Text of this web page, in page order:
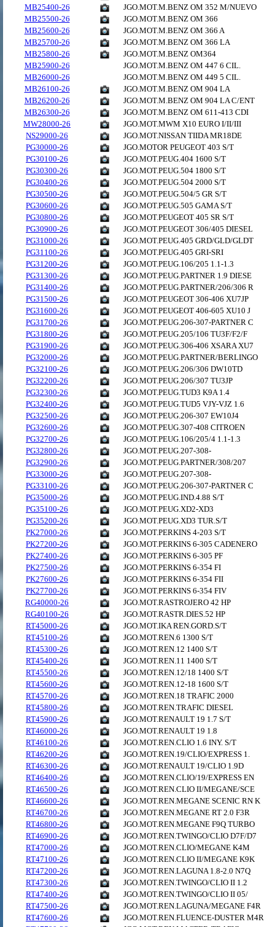
MB25400-26
JGO.MOT.M.BENZ OM 352 M/NUEVO
MB25500-26
JGO.MOT.M.BENZ OM 366
MB25600-26
JGO.MOT.M.BENZ OM 366 A
MB25700-26
JGO.MOT.M.BENZ OM 366 LA
MB25800-26
JGO.MOT.M.BENZ OM364
MB25900-26
JGO.MOT.M.BENZ OM 447 6 CIL.
MB26000-26
JGO.MOT.M.BENZ OM 449 5 CIL.
MB26100-26
JGO.MOT.M.BENZ OM 904 LA
MB26200-26
JGO.MOT.M.BENZ OM 904 LA C/ENT
MB26300-26
JGO.MOT.M.BENZ OM 611-413 CDI
MW28000-26
JGO.MOT.MWM X10 EURO I/II/III
NS29000-26
JGO.MOT.NISSAN TIIDA MR18DE
PG30000-26
JGO.MOTOR PEUGEOT 403 S/T
PG30100-26
JGO.MOT.PEUG.404 1600 S/T
PG30300-26
JGO.MOT.PEUG.504 1800 S/T
PG30400-26
JGO.MOT.PEUG.504 2000 S/T
PG30500-26
JGO.MOT.PEUG.504/5 GR S/T
PG30600-26
JGO.MOT.PEUG.505 GAMA S/T
PG30800-26
JGO.MOT.PEUGEOT 405 SR S/T
PG30900-26
JGO.MOT.PEUGEOT 306/405 DIESEL
PG31000-26
JGO.MOT.PEUG.405 GRD/GLD/GLDT
PG31100-26
JGO.MOT.PEUG.405 GRI-SRI
PG31200-26
JGO.MOT.PEUG.106/205 1.1-1.3
PG31300-26
JGO.MOT.PEUG.PARTNER 1.9 DIESE
PG31400-26
JGO.MOT.PEUG.PARTNER/206/306 R
PG31500-26
JGO.MOT.PEUGEOT 306-406 XU7JP
PG31600-26
JGO.MOT.PEUGEOT 406-605 XU10 J
PG31700-26
JGO.MOT.PEUG.206-307-PARTNER C
PG31800-26
JGO.MOT.PEUG.205/106 TU3F/F2/F
PG31900-26
JGO.MOT.PEUG.306-406 XSARA XU7
PG32000-26
JGO.MOT.PEUG.PARTNER/BERLINGO
PG32100-26
JGO.MOT.PEUG.206/306 DW10TD
PG32200-26
JGO.MOT.PEUG.206/307 TU3JP
PG32300-26
JGO.MOT.PEUG.TUD3 K9A 1.4
PG32400-26
JGO.MOT.PEUG.TUD5 VJY-VJZ 1.6
PG32500-26
JGO.MOT.PEUG.206-307 EW10J4
PG32600-26
JGO.MOT.PEUG.307-408 CITROEN
PG32700-26
JGO.MOT.PEUG.106/205/4 1.1-1.3
PG32800-26
JGO.MOT.PEUG.207-308-
PG32900-26
JGO.MOT.PEUG.PARTNER/308/207
PG33000-26
JGO.MOT.PEUG.207-308-
PG33100-26
JGO.MOT.PEUG.206-307-PARTNER C
PG35000-26
JGO.MOT.PEUG.IND.4.88 S/T
PG35100-26
JGO.MOT.PEUG.XD2-XD3
PG35200-26
JGO.MOT.PEUG.XD3 TUR.S/T
PK27000-26
JGO.MOT.PERKINS 4-203 S/T
PK27200-26
JGO.MOT.PERKINS 6-305 CADENERO
PK27400-26
JGO.MOT.PERKINS 6-305 PF
PK27500-26
JGO.MOT.PERKINS 6-354 FI
PK27600-26
JGO.MOT.PERKINS 6-354 FII
PK27700-26
JGO.MOT.PERKINS 6-354 FIV
RG40000-26
JGO.MOT.RASTROJERO 42 HP
RG40100-26
JGO.MOT.RASTR.DIES.52 HP
RT45000-26
JGO.MOT.IKA REN.GORD.S/T
RT45100-26
JGO.MOT.REN.6 1300 S/T
RT45300-26
JGO.MOT.REN.12 1400 S/T
RT45400-26
JGO.MOT.REN.11 1400 S/T
RT45500-26
JGO.MOT.REN.12/18 1400 S/T
RT45600-26
JGO.MOT.REN.12-18 1600 S/T
RT45700-26
JGO.MOT.REN.18 TRAFIC 2000
RT45800-26
JGO.MOT.REN.TRAFIC DIESEL
RT45900-26
JGO.MOT.RENAULT 19 1.7 S/T
RT46000-26
JGO.MOT.RENAULT 19 1.8
RT46100-26
JGO.MOT.REN.CLIO 1.6 INY. S/T
RT46200-26
JGO.MOT.REN.19/CLIO/EXPRESS 1.
RT46300-26
JGO.MOT.RENAULT 19/CLIO 1.9D
RT46400-26
JGO.MOT.REN.CLIO/19/EXPRESS EN
RT46500-26
JGO.MOT.REN.CLIO II/MEGANE/SCE
RT46600-26
JGO.MOT.REN.MEGANE SCENIC RN K
RT46700-26
JGO.MOT.REN.MEGANE RT 2.0 F3R
RT46800-26
JGO.MOT.REN.MEGANE F9Q TURBO
RT46900-26
JGO.MOT.REN.TWINGO/CLIO D7F/D7
RT47000-26
JGO.MOT.REN.CLIO/MEGANE K4M
RT47100-26
JGO.MOT.REN.CLIO II/MEGANE K9K
RT47200-26
JGO.MOT.REN.LAGUNA 1.8-2.0 N7Q
RT47300-26
JGO.MOT.REN.TWINGO/CLIO II 1.2
RT47400-26
JGO.MOT.REN.TWINGO/CLIO II 05/
RT47500-26
JGO.MOT.REN.LAGUNA/MEGANE F4R
RT47600-26
JGO.MOT.REN.FLUENCE-DUSTER M4R